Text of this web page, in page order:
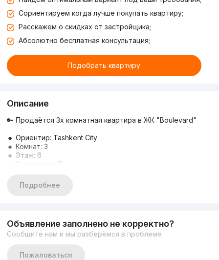
Сориентируем когда лучше покупать квартиру;
Расскажем о скидках от застройщика;
Абсолютно бесплатная консультация;
Подобрать квартиру
Описание
🔑 Продаётся 3х комнатная квартира в ЖК "Boulevard"
🔸 Ориентир: Tashkent City
🔸 Комнат: 3
🔸 Этаж: 6
🔸 Этажность: 7
🔸 Состояние: коробка
🔸 Вид на бульвар по ул. Милан и частично на Ташкент Сити
⠀
📞+998909393113 ✉️ Эльмира (http://t.me/elmira_9393113)
(http://t.me/Abdugafur3113)📹 Instagram
Подробнее
Объявление заполнено не корректно?
Сообщите нам и мы разберёмся в проблеме
Пожаловаться